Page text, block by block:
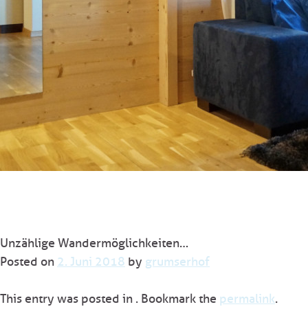
Unzählige Wandermöglichkeiten…
Posted on 2. Juni 2018 by grumserhof
This entry was posted in . Bookmark the permalink.